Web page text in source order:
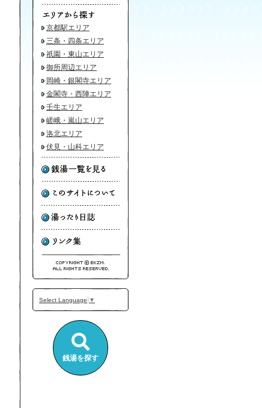
京都駅エリア
三条・四条エリア
祇園・東山エリア
御所周辺エリア
岡崎・銀閣寺エリア
金閣寺・西陣エリア
壬生エリア
嵯峨・嵐山エリア
洛北エリア
伏見・山科エリア
Select Language ▼
銭湯を探す